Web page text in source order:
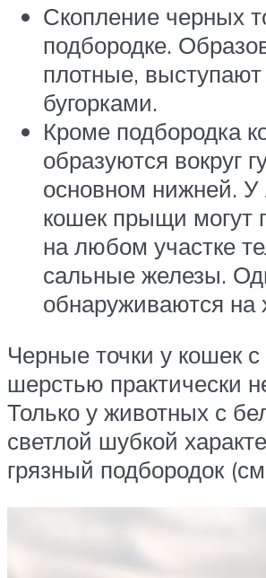
Скопление черных
подбородке.
плотные,
бугорками.
Кроме подбородка
образуются вокруг
основном нижней.
кошек прыщи могут
на любом участке
сальные железы.
обнаруживаются на
Черные точки у кошек
шерстью практически
Только у животных с
светлой шубкой
грязный подбородок